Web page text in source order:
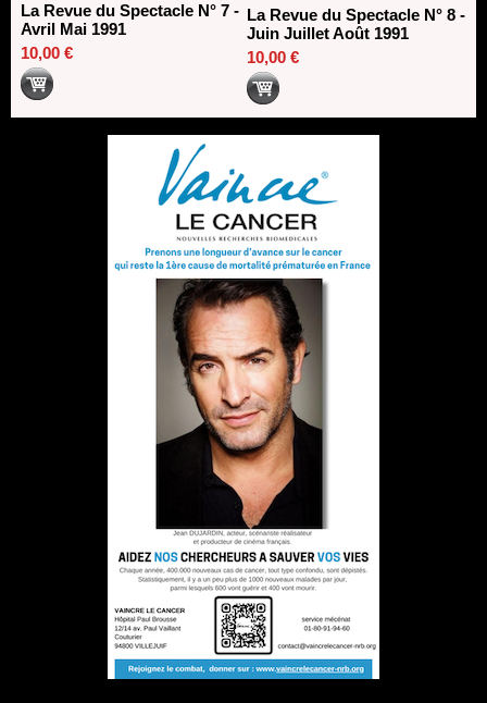
La Revue du Spectacle N° 7 -
Avril Mai 1991
10,00 €
La Revue du Spectacle N° 8 -
Juin Juillet Août 1991
10,00 €